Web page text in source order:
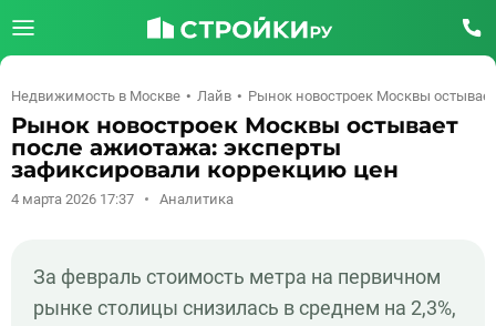
Недвижимость в Москве Лайв Рынок новостроек Москвы
Рынок новостроек Москвы остывает
после ажиотажа: эксперты
зафиксировали коррекцию цен
4 марта 2026 17:37 Аналитика
За февраль стоимость метра на первичном
рынке столицы снизилась в среднем на 2,3%,